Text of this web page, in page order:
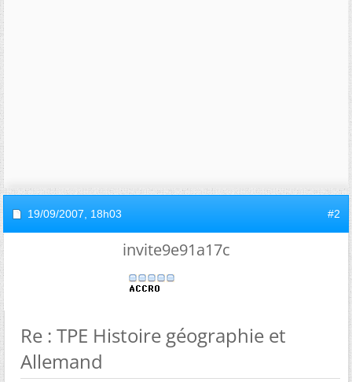
19/09/2007, 18h03 #2
invite9e91a17c
Re : TPE Histoire géographie et
Allemand